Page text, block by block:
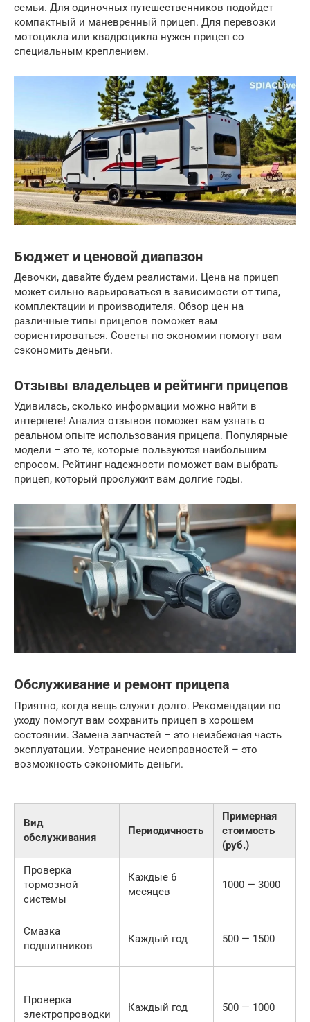
семьи. Для одиночных путешественников подойдет
компактный и маневренный прицеп. Для перевозки
мотоцикла или квадроцикла нужен прицеп со
специальным креплением.
Бюджет и ценовой диапазон
Девочки, давайте будем реалистами. Цена на прицеп
может сильно варьироваться в зависимости от типа,
комплектации и производителя. Обзор цен на
различные типы прицепов поможет вам
сориентироваться. Советы по экономии помогут вам
сэкономить деньги.
Отзывы владельцев и рейтинги прицепов
Удивилась, сколько информации можно найти в
интернете! Анализ отзывов поможет вам узнать о
реальном опыте использования прицепа. Популярные
модели – это те, которые пользуются наибольшим
спросом. Рейтинг надежности поможет вам выбрать
прицеп, который прослужит вам долгие годы.
Обслуживание и ремонт прицепа
Приятно, когда вещь служит долго. Рекомендации по
уходу помогут вам сохранить прицеп в хорошем
состоянии. Замена запчастей – это неизбежная часть
эксплуатации. Устранение неисправностей – это
возможность сэкономить деньги.
Вид
обслуживания
Периодичность
Примерная
стоимость
(руб.)
Проверка
тормозной
системы
Каждые 6
месяцев
1000 — 3000
Смазка
подшипников
Каждый год 500 — 1500
Проверка
электропроводки
Каждый год 500 — 1000